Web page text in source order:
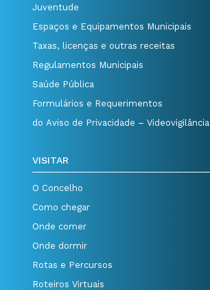
Juventude
Espaços e Equipamentos Municipais
Taxas, licenças e outras receitas
Regulamentos Municipais
Saúde Pública
Formulários e Requerimentos
do Aviso de Privacidade – Videovigilância
VISITAR
O Concelho
Como chegar
Onde comer
Onde dormir
Rotas e Percursos
Roteiros Virtuais